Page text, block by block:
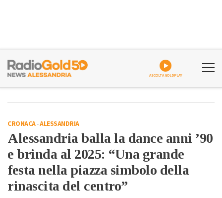
ASCOLTA GOLDPLAY
CRONACA-ALESSANDRIA
Alessandria balla la dance anni ’90
e brinda al 2025: “Una grande
festa nella piazza simbolo della
rinascita del centro”